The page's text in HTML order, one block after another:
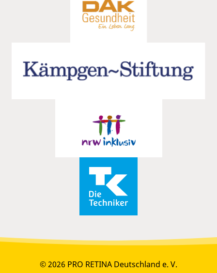
© 2026 PRO RETINA Deutschland e. V.